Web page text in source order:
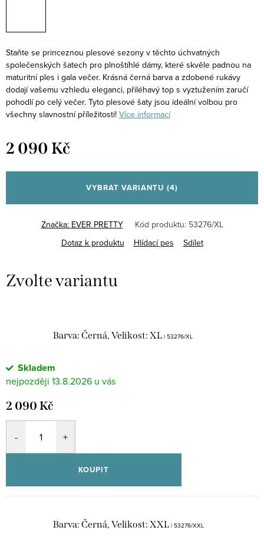
Staňte se princeznou plesové sezony v těchto úchvatných
společenských šatech pro plnoštíhlé dámy, které skvěle padnou na
maturitní ples i gala večer. Krásná černá barva a zdobené rukávy
dodají vašemu vzhledu eleganci, přiléhavý top s vyztužením zaručí
pohodlí po celý večer. Tyto plesové šaty jsou ideální volbou pro
všechny slavnostní příležitosti! Více informací
2 090 Kč
cena:
VYBRAT VARIANTU (4)
Značka: EVER PRETTY Kód produktu: 53276/XL
Dotaz k produktu
Hlídací pes Sdílet
Barva: Černá, Velikost: XL | 53276/XL
Skladem
13.8.2026
2 090 Kč
KOUPIT
Barva: Černá, Velikost: XXL | 53276/XXL